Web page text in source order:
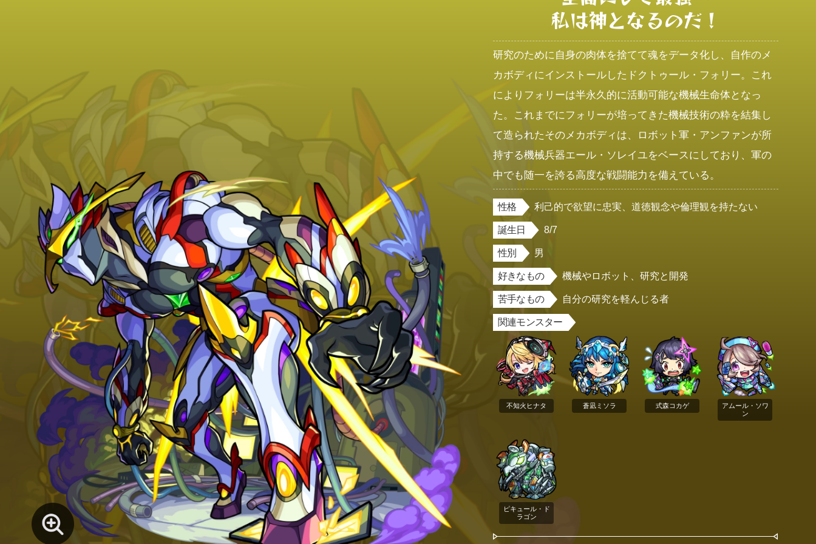
私は神となるのだ！
研究のために自身の肉体を捨てて魂をデータ化し、自作のメ
カボディにインストールしたドクトゥール・フォリー。これ
によりフォリーは半永久的に活動可能な機械生命体となっ
た。これまでにフォリーが培ってきた機械技術の粋を結集し
て造られたそのメカボディは、ロボット軍・アンファンが所
持する機械兵器エール・ソレイユをベースにしており、軍の
中でも随一を誇る高度な戦闘能力を備えている。
性格 利己的で欲望に忠実、道徳観念や倫理観を持たない
誕生日 8/7
性別 男
好きなもの 機械やロボット、研究と開発
苦手なもの 自分の研究を軽んじる者
関連モンスター
不知火ヒナタ 蒼凪ミソラ 式森コカゲ
アムール・ソワ
ン
ピキュール・ド
ラゴン